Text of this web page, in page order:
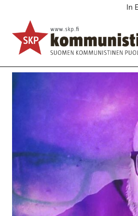
In
Romaninen